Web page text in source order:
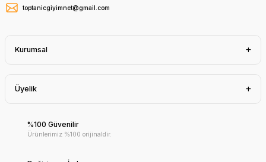
toptanicgiyimnet@gmail.com
Kurumsal
Üyelik
%100 Güvenilir
Ürünlerimiz %100 orijinaldir.